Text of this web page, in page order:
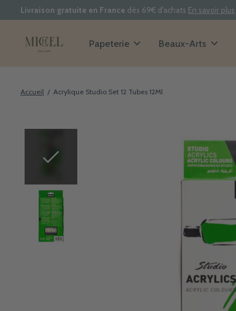
Livraison gratuite en France dès 69€ d'achats En savoir plus
Papeterie Beaux-Arts
Accueil / Acrylique Studio Set 12 Tubes 12Ml